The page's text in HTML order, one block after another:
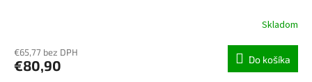
Skladom
€65,77 bez DPH
€80,90 Do košíka